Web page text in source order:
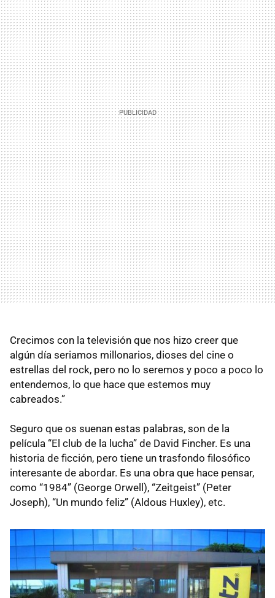
Crecimos con la televisión que nos hizo creer que
algún día seriamos millonarios, dioses del cine o
estrellas del rock, pero no lo seremos y poco a poco lo
entendemos, lo que hace que estemos muy
cabreados.”
Seguro que os suenan estas palabras, son de la
película “El club de la lucha” de David Fincher. Es una
historia de ficción, pero tiene un trasfondo filosófico
interesante de abordar. Es una obra que hace pensar,
como “1984” (George Orwell), “Zeitgeist” (Peter
Joseph), “Un mundo feliz” (Aldous Huxley), etc.